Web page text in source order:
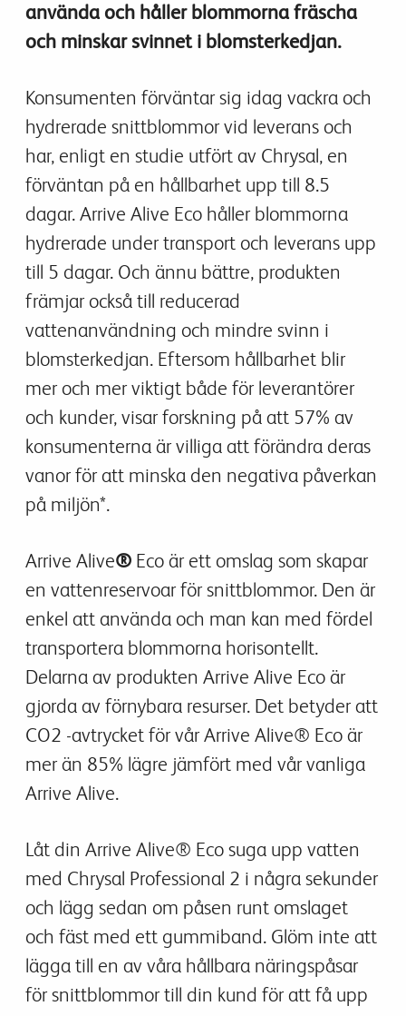
använda och håller blommorna fräscha
och minskar svinnet i blomsterkedjan.
Konsumenten förväntar sig idag vackra och
hydrerade snittblommor vid leverans och
har, enligt en studie utfört av Chrysal, en
förväntan på en hållbarhet upp till 8.5
dagar. Arrive Alive Eco håller blommorna
hydrerade under transport och leverans upp
till 5 dagar. Och ännu bättre, produkten
främjar också till reducerad
vattenanvändning och mindre svinn i
blomsterkedjan. Eftersom hållbarhet blir
mer och mer viktigt både för leverantörer
och kunder, visar forskning på att 57% av
konsumenterna är villiga att förändra deras
vanor för att minska den negativa påverkan
på miljön*.
Arrive Alive® Eco är ett omslag som skapar
en vattenreservoar för snittblommor. Den är
enkel att använda och man kan med fördel
transportera blommorna horisontellt.
Delarna av produkten Arrive Alive Eco är
gjorda av förnybara resurser. Det betyder att
CO2 -avtrycket för vår Arrive Alive® Eco är
mer än 85% lägre jämfört med vår vanliga
Arrive Alive.
Låt din Arrive Alive® Eco suga upp vatten
med Chrysal Professional 2 i några sekunder
och lägg sedan om påsen runt omslaget
och fäst med ett gummiband. Glöm inte att
lägga till en av våra hållbara näringspåsar
för snittblommor till din kund för att få upp